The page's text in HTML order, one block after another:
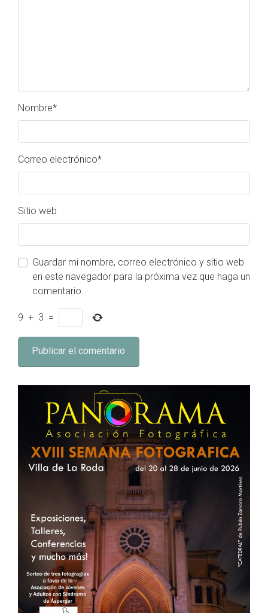
Nombre*
Correo electrónico*
Sitio web
Guardar mi nombre, correo electrónico y sitio web
en este navegador para la próxima vez que haga un
comentario.
9 + 3 =